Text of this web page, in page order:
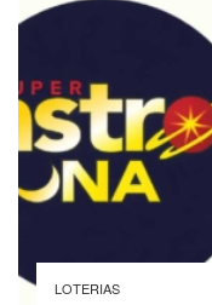
LOTERIAS